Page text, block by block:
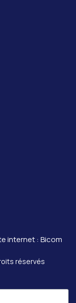
internet : Bicom
réservés